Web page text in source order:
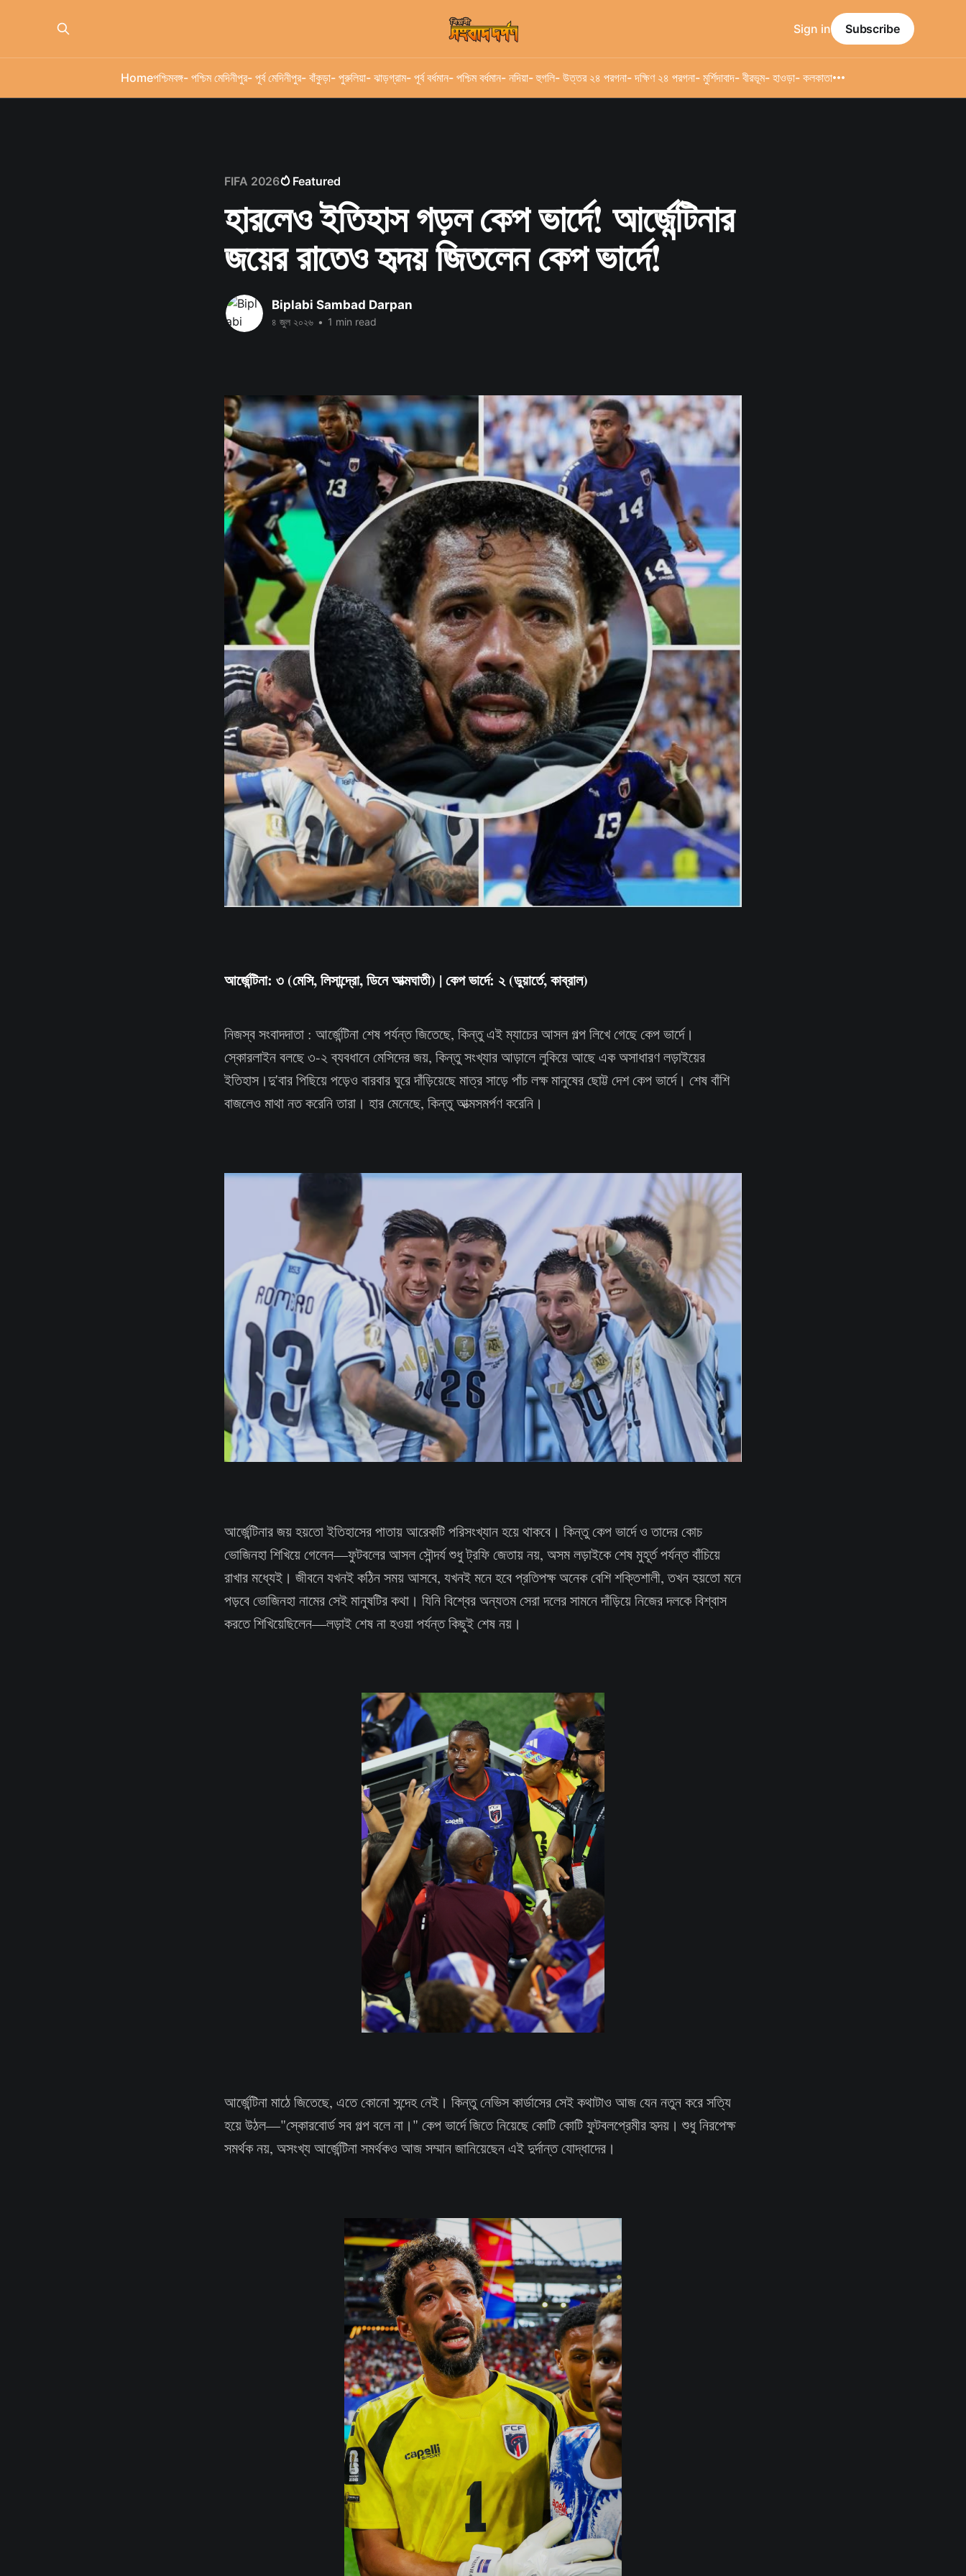
Homeপশ্চিমবঙ্গ- পশ্চিম মেদিনীপুর- পূর্ব মেদিনীপুর- বাঁকুড়া- পুরুলিয়া- ঝাড়গ্রাম- পূর্ব বর্ধমান- পশ্চিম বর্ধমান- নদিয়া- হুগলি- উত্তর ২৪ পরগনা- দক্ষিণ ২৪ পরগনা- মুর্শিদাবাদ- বীরভূম- হাওড়া- কলকাতা
Sign in Subscribe
FIFA 2026 Featured
হারলেও ইতিহাস গড়ল কেপ ভার্দে! আর্জেন্টিনার
জয়ের রাতেও হৃদয় জিতলেন কেপ ভার্দে!
Biplabi Sambad Darpan
৪ জুল ২০২৬ • 1 min read
আর্জেন্টিনা: ৩ (মেসি, লিসান্দ্রো, ডিনে আত্মঘাতী) | কেপ ভার্দে: ২ (ডুয়ার্তে, কাব্রাল)
নিজস্ব সংবাদদাতা : আর্জেন্টিনা শেষ পর্যন্ত জিতেছে, কিন্তু এই ম্যাচের আসল গল্প লিখে গেছে কেপ ভার্দে।
স্কোরলাইন বলছে ৩-২ ব্যবধানে মেসিদের জয়, কিন্তু সংখ্যার আড়ালে লুকিয়ে আছে এক অসাধারণ লড়াইয়ের
ইতিহাস।দু'বার পিছিয়ে পড়েও বারবার ঘুরে দাঁড়িয়েছে মাত্র সাড়ে পাঁচ লক্ষ মানুষের ছোট্ট দেশ কেপ ভার্দে। শেষ বাঁশি
বাজলেও মাথা নত করেনি তারা। হার মেনেছে, কিন্তু আত্মসমর্পণ করেনি।
আর্জেন্টিনার জয় হয়তো ইতিহাসের পাতায় আরেকটি পরিসংখ্যান হয়ে থাকবে। কিন্তু কেপ ভার্দে ও তাদের কোচ
ভোজিনহা শিখিয়ে গেলেন—ফুটবলের আসল সৌন্দর্য শুধু ট্রফি জেতায় নয়, অসম লড়াইকে শেষ মুহূর্ত পর্যন্ত বাঁচিয়ে
রাখার মধ্যেই। জীবনে যখনই কঠিন সময় আসবে, যখনই মনে হবে প্রতিপক্ষ অনেক বেশি শক্তিশালী, তখন হয়তো মনে
পড়বে ভোজিনহা নামের সেই মানুষটির কথা। যিনি বিশ্বের অন্যতম সেরা দলের সামনে দাঁড়িয়ে নিজের দলকে বিশ্বাস
করতে শিখিয়েছিলেন—লড়াই শেষ না হওয়া পর্যন্ত কিছুই শেষ নয়।
আর্জেন্টিনা মাঠে জিতেছে, এতে কোনো সন্দেহ নেই। কিন্তু নেভিস কার্ডাসের সেই কথাটাও আজ যেন নতুন করে সত্যি
হয়ে উঠল—"স্কোরবোর্ড সব গল্প বলে না।" কেপ ভার্দে জিতে নিয়েছে কোটি কোটি ফুটবলপ্রেমীর হৃদয়। শুধু নিরপেক্ষ
সমর্থক নয়, অসংখ্য আর্জেন্টিনা সমর্থকও আজ সম্মান জানিয়েছেন এই দুর্দান্ত যোদ্ধাদের।